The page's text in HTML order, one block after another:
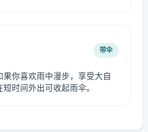
带伞
你喜欢雨中漫步，享受大自
时间外出可收起雨伞。